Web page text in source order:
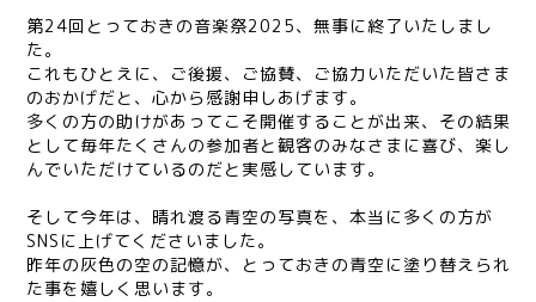
第24回とっておきの音楽祭2025、無事に終了いたしまし
た。
これもひとえに、ご後援、ご協賛、ご協力いただいた皆さま
のおかげだと、心から感謝申しあげます。
多くの方の助けがあってこそ開催することが出来、その結果
として毎年たくさんの参加者と観客のみなさまに喜び、楽し
んでいただけているのだと実感しています。
そして今年は、晴れ渡る青空の写真を、本当に多くの方が
SNSに上げてくださいました。
昨年の灰色の空の記憶が、とっておきの青空に塗り替えられ
た事を嬉しく思います。